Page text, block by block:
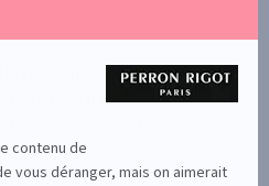
contenu de
vous déranger, mais on aimerait
PARTICULIERS
/ FAQ